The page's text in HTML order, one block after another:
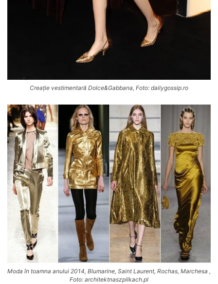
Creație vestimentară Dolce&Gabbana, Foto: dailygossip.ro
Moda în toamna anului 2014, Blumarine, Saint Laurent, Rochas, Marchesa ,
Foto: architektnaszpilkach.pl